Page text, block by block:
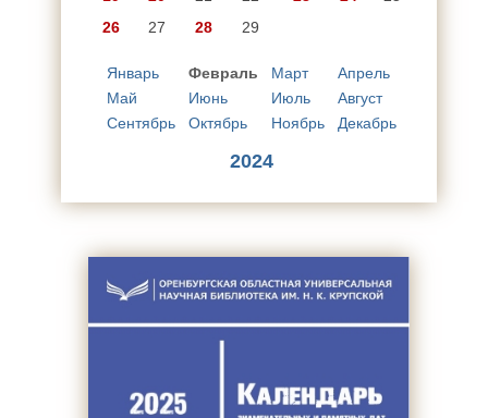
26
27 28 29
Январь Февраль Март
Апрель
Май
Июнь Июль
Август
Сентябрь
Октябрь Ноябрь Декабрь
2024